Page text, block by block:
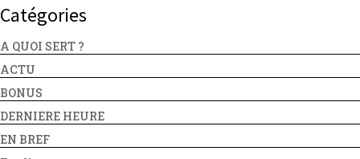
Catégories
A QUOI SERT ?
ACTU
BONUS
DERNIERE HEURE
EN BREF